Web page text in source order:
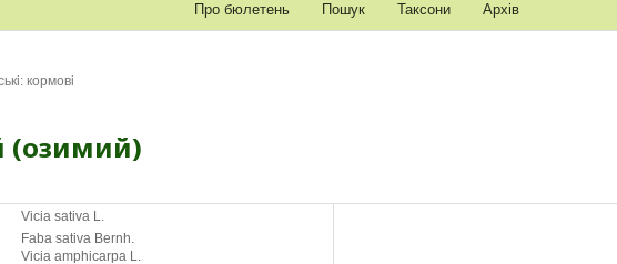
Про бюлетень Пошук Таксони Архів
кормові
(озимий)
Vicia satіva L.
Faba sativa Bernh.
Vicia amphicarpa L.